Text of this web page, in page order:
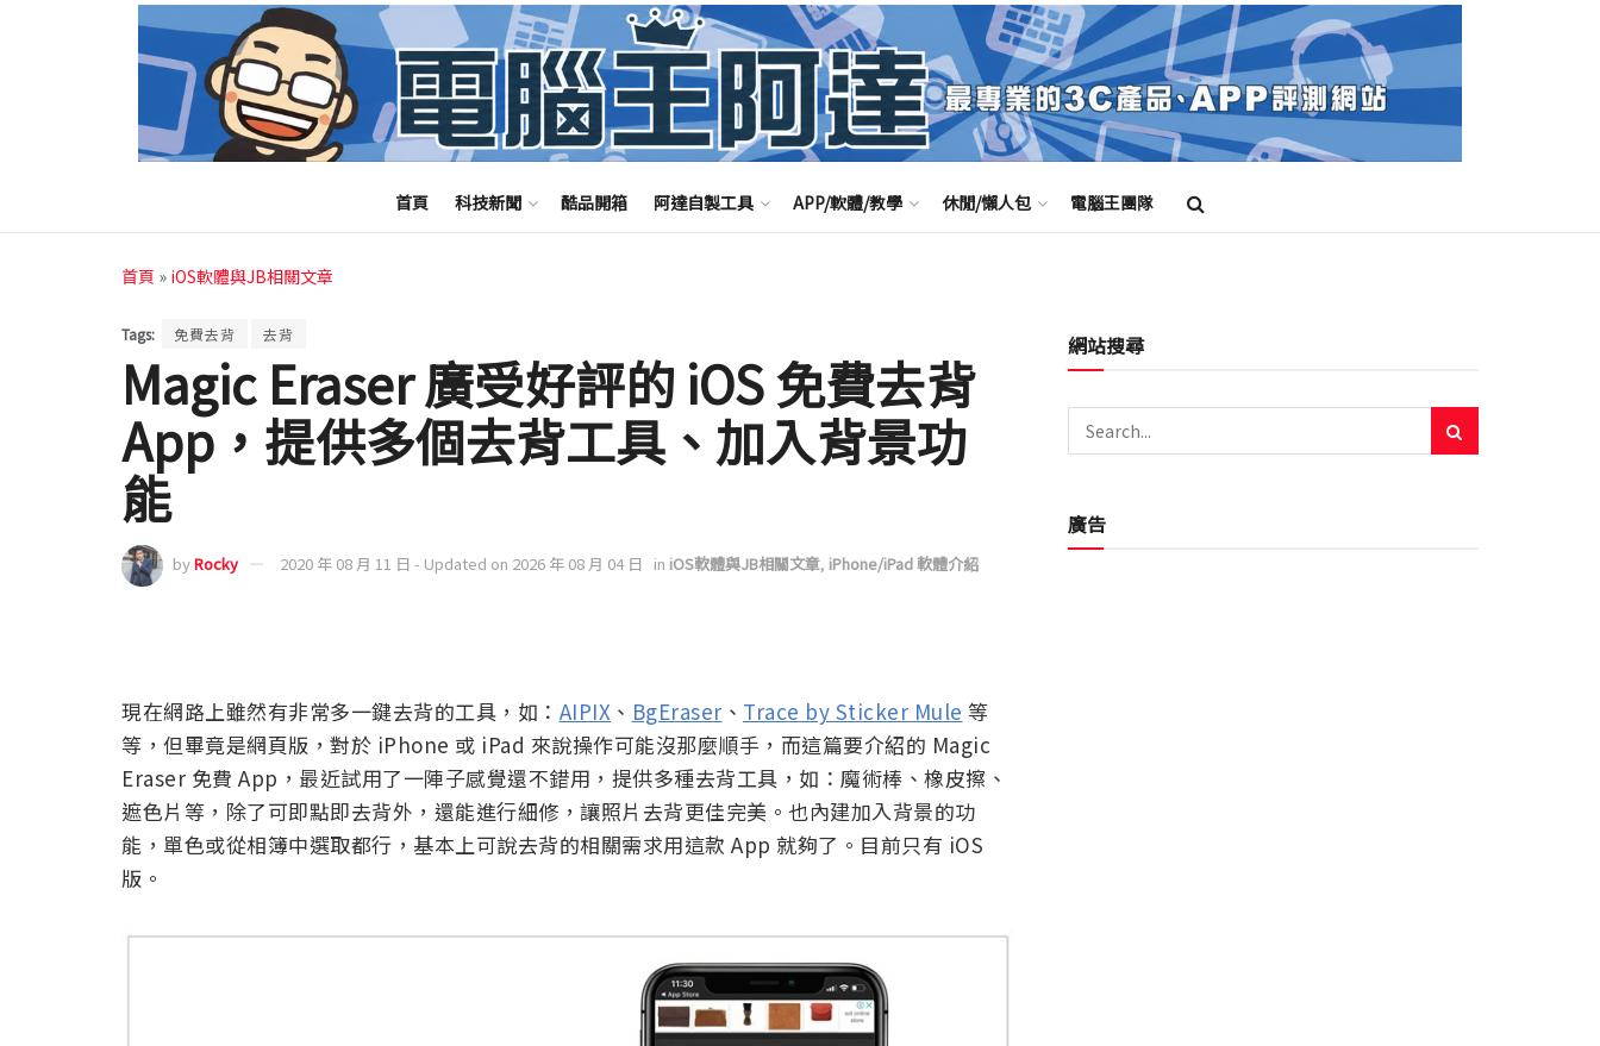
首頁 科技新聞 酷品開箱 阿達自製工具 APP/軟體/教學 休閒/懶人包 電腦王團隊
首頁 » iOS軟體與JB相關文章
Tags: 免費去背 去背
Magic Eraser 廣受好評的 iOS 免費去背
App，提供多個去背工具、加入背景功
能
byRocky 2020 年 08 月 11 日 - Updated on 2026 年 08 月 04 日 in iOS軟體與JB相關文章, iPhone/iPad 軟體介紹
現在網路上雖然有非常多一鍵去背的工具，如： AIPIX 、 BgEraser 、 Trace by Sticker Mule 等
等，但畢竟是網頁版，對於 iPhone 或 iPad 來說操作可能沒那麼順手，而這篇要介紹的 Magic
Eraser 免費 App，最近試用了一陣子感覺還不錯用，提供多種去背工具，如：魔術棒、橡皮擦、
遮色片等，除了可即點即去背外，還能進行細修，讓照片去背更佳完美。也內建加入背景的功
能，單色或從相簿中選取都行，基本上可說去背的相關需求用這款 App 就夠了。目前只有 iOS
版。
網站搜尋
廣告